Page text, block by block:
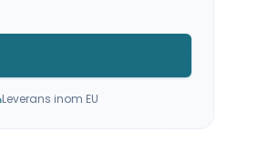
Leverans inom EU